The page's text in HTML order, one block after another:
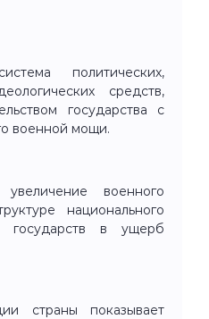
политических,
средств,
государства с
военной мощи.
военного
национального
государств в ущерб
страны показывает